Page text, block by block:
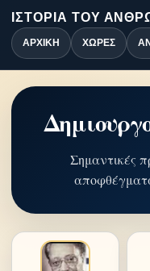
ΙΣΤΟΡΊΑ ΤΟΥ
ΑΡΧΙΚΉ ΧΏΡΕΣ
Σημαντικές